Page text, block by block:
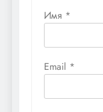
Имя *
Email *